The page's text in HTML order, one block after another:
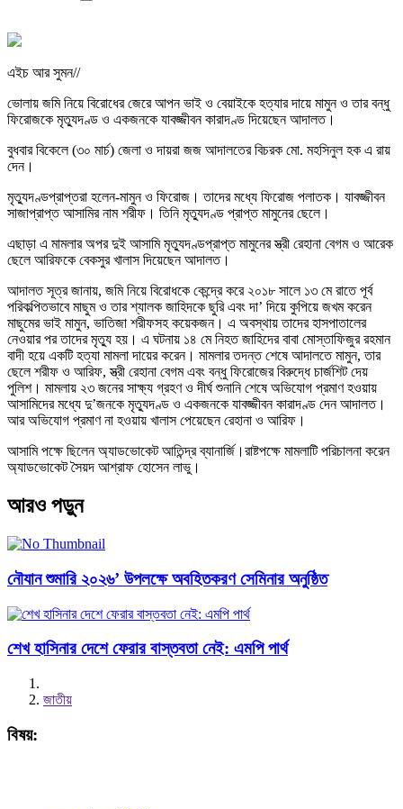
এইচ আর সুমন//
ভোলায় জমি নিয়ে বিরোধের জেরে আপন ভাই ও বেয়াইকে হত্যার দায়ে মামুন ও তার বন্ধু
ফিরোজকে মৃত্যুদণ্ড ও একজনকে যাবজ্জীবন কারাদণ্ড দিয়েছেন আদালত।
বুধবার বিকেলে (৩০ মার্চ) জেলা ও দায়রা জজ আদালতের বিচরক মো. মহসিনুল হক এ রায়
দেন।
মৃত্যুদণ্ডপ্রাপ্তরা হলেন-মামুন ও ফিরোজ। তাদের মধ্যে ফিরোজ পলাতক। যাবজ্জীবন
সাজাপ্রাপ্ত আসামির নাম শরীফ। তিনি মৃত্যুদণ্ড প্রাপ্ত মামুনের ছেলে।
এছাড়া এ মামলার অপর দুই আসামি মৃত্যুদণ্ডপ্রাপ্ত মামুনের স্ত্রী রেহানা বেগম ও আরেক
ছেলে আরিফকে বেকসুর খালাস দিয়েছেন আদালত।
আদালত সূত্র জানায়, জমি নিয়ে বিরোধকে কেন্দ্রে করে ২০১৮ সালে ১৩ মে রাতে পূর্ব
পরিকল্পিতভাবে মাছুম ও তার শ্যালক জাহিদকে ছুরি এবং দা’ দিয়ে কুপিয়ে জখম করেন
মাছুমের ভাই মামুন, ভাতিজা শরীফসহ কয়েকজন। এ অবস্থায় তাদের হাসপাতালের
নেওয়ার পর তাদের মৃত্যু হয়। এ ঘটনায় ১৪ মে নিহত জাহিদের বাবা মোস্তাফিজুর রহমান
বাদী হয়ে একটি হত্যা মামলা দায়ের করেন। মামলার তদন্ত শেষে আদালতে মামুন, তার
ছেলে শরীফ ও আরিফ, স্ত্রী রেহানা বেগম এবং বন্ধু ফিরোজের বিরুদ্ধে চার্জশিট দেয়
পুলিশ। মামলায় ২৩ জনের সাক্ষ্য গ্রহণ ও দীর্ঘ শুনানি শেষে অভিযোগ প্রমাণ হওয়ায়
আসামিদের মধ্যে দু’জনকে মৃত্যুদণ্ড ও একজনকে যাবজ্জীবন কারাদণ্ড দেন আদালত।
আর অভিযোগ প্রমাণ না হওয়ায় খালাস পেয়েছেন রেহানা ও আরিফ।
আসামি পক্ষে ছিলেন অ্যাডভোকেট আতিন্দ্র ব্যানার্জি।রাষ্টপক্ষে মামলাটি পরিচালনা করেন
অ্যাডভোকেট সৈয়দ আশ্রাফ হোসেন লাভু।
আরও পড়ুন
নৌযান শুমারি ২০২৬’ উপলক্ষে অবহিতকরণ সেমিনার অনুষ্ঠিত
শেখ হাসিনার দেশে ফেরার বাস্তবতা নেই: এমপি পার্থ
জাতীয়
বিষয়: